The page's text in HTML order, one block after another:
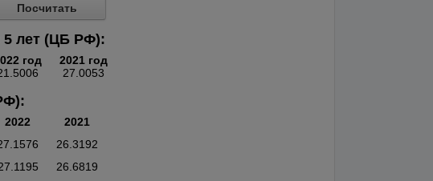
Посчитать
5 лет (ЦБ РФ):
год
2021 год
27.0053
2022
2021
26.3192
26.6819